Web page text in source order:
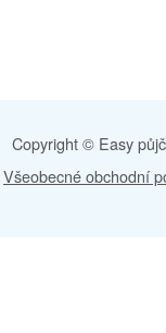
Copyright © Easy
Všeobecné obchodní